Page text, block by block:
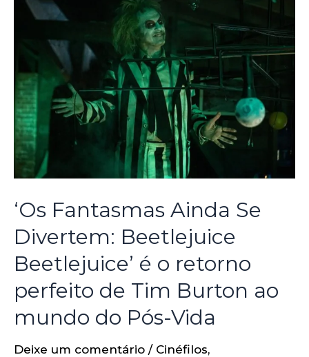
‘Os Fantasmas Ainda Se
Divertem: Beetlejuice
Beetlejuice’ é o retorno
perfeito de Tim Burton ao
mundo do Pós-Vida
Deixe um comentário / Cinéfilos,